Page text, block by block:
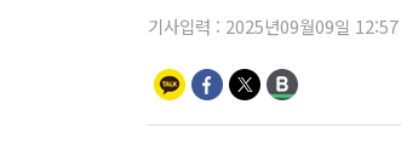
기사입력 : 2025년09월09일 12:57